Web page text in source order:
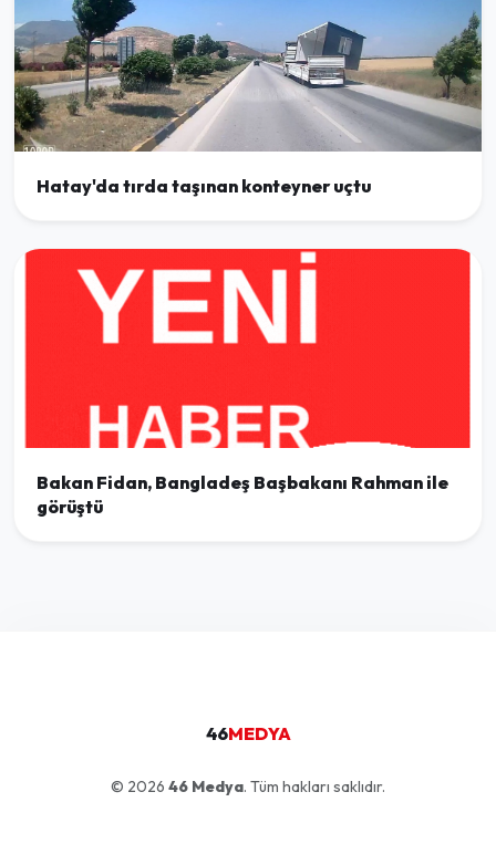
Hatay'da tırda taşınan konteyner uçtu
Bakan Fidan, Bangladeş Başbakanı Rahman ile
görüştü
46MEDYA
© 2026 46 Medya. Tüm hakları saklıdır.